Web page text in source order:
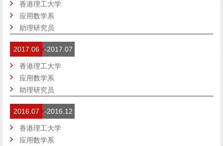
香港理工大学
应用数学系
助理研究员
2017.06 -2017.07
香港理工大学
应用数学系
助理研究员
2016.07 -2016.12
香港理工大学
应用数学系